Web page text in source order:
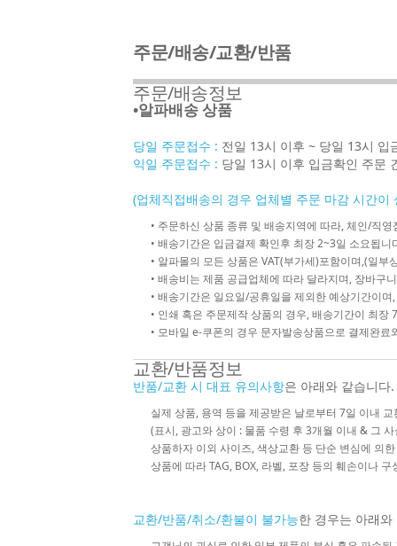
주문/배송/교환/반품
주문/배송정보
•알파배송 상품
당일 주문접수 : 전일 13시 이후 ~ 당일 13시 입
익일 주문접수 : 당일 13시 이후 입금확인 주문
(업체직접배송의 경우 업체별 주문 마감 시간이
• 주문하신 상품 종류 및 배송지역에 따라, 체인/직
• 배송기간은 입금결제 확인후 최장 2~3일 소요됩
• 알파몰의 모든 상품은 VAT(부가세)포함이며,(일
• 배송비는 제품 공급업체에 따라 달라지며, 장바구
• 배송기간은 일요일/공휴일을 제외한 예상기간이
• 인쇄 혹은 주문제작 상품의 경우, 배송기간이 최장
• 모바일 e-쿠폰의 경우 문자발송상품으로 결제완
교환/반품정보
반품/교환 시 대표 유의사항은 아래와 같습니다.
실제 상품, 용역 등을 제공받은 날로부터 7일 이내
(표시, 광고와 상이 : 물품 수령 후 3개월 이내 & 그
상품하자 이외 사이즈, 색상교환 등 단순 변심에 의
상품에 따라 TAG, BOX, 라벨, 포장 등의 훼손이나
교환/반품/취소/환불이 불가능한 경우는 아래와